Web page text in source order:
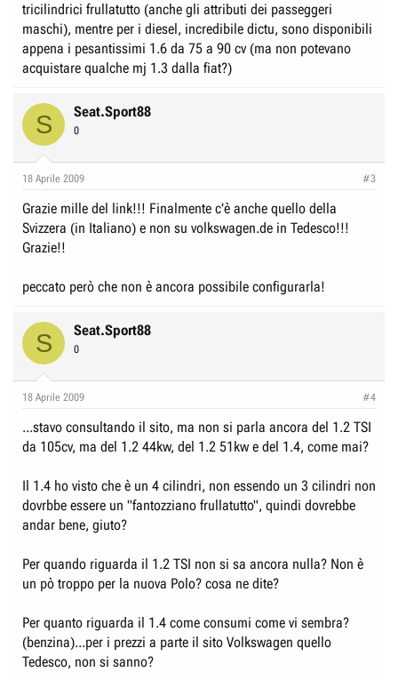
tricilindrici frullatutto (anche gli attributi dei passeggeri
maschi), mentre per i diesel, incredibile dictu, sono disponibili
appena i pesantissimi 1.6 da 75 a 90 cv (ma non potevano
acquistare qualche mj 1.3 dalla fiat?)
S Seat.Sport88
0
18 Aprile 2009 #3
Grazie mille del link!!! Finalmente c'è anche quello della
Svizzera (in Italiano) e non su volkswagen.de in Tedesco!!!
Grazie!!
peccato però che non è ancora possibile configurarla!
S Seat.Sport88
0
18 Aprile 2009 #4
...stavo consultando il sito, ma non si parla ancora del 1.2 TSI
da 105cv, ma del 1.2 44kw, del 1.2 51kw e del 1.4, come mai?
Il 1.4 ho visto che è un 4 cilindri, non essendo un 3 cilindri non
dovrbbe essere un "fantozziano frullatutto", quindi dovrebbe
andar bene, giuto?
Per quando riguarda il 1.2 TSI non si sa ancora nulla? Non è
un pò troppo per la nuova Polo? cosa ne dite?
Per quanto riguarda il 1.4 come consumi come vi sembra?
(benzina)...per i prezzi a parte il sito Volkswagen quello
Tedesco, non si sanno?